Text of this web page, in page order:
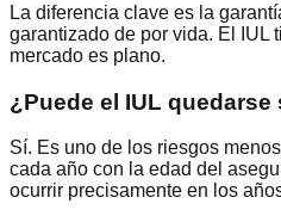
La diferencia clave es la
garantizado de por vida. El IUL
mercado es plano.
¿Puede el IUL
Sí. Es uno de los riesgos
cada año con la edad del
ocurrir precisamente en los